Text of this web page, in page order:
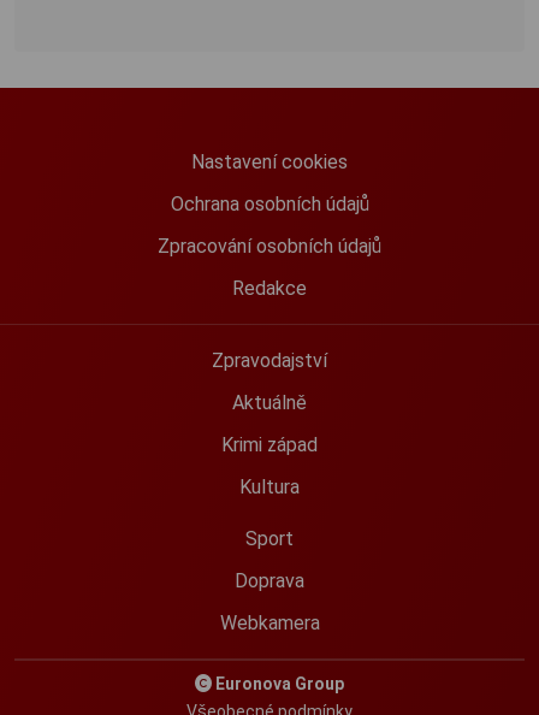
Nastavení cookies
Ochrana osobních údajů
Zpracování osobních údajů
Redakce
Zpravodajství
Aktuálně
Krimi západ
Kultura
Sport
Doprava
Webkamera
Euronova Group